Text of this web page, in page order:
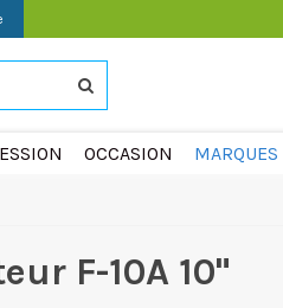
OCCASION MARQUES
F-10A 10"